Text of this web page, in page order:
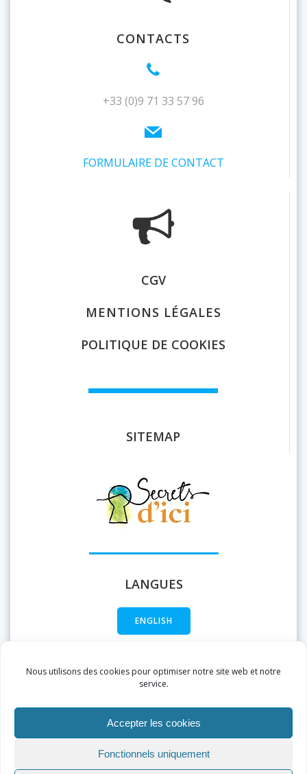
Nous utilisons des cookies pour optimiser notre site web et notre
service.
Accepter les cookies
Fonctionnels uniquement
CONTACTS
+33 (0)9 71 33 57 96
FORMULAIRE DE CONTACT
CGV
MENTIONS LÉGALES
POLITIQUE DE COOKIES
SITEMAP
LANGUES
ENGLISH